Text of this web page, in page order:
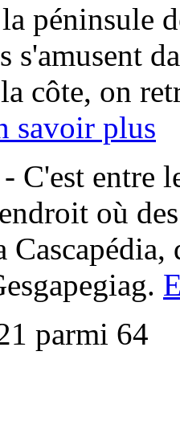
péninsule
s'amusent
côte, on
savoir plus
- C'est entre
où
parmi 64